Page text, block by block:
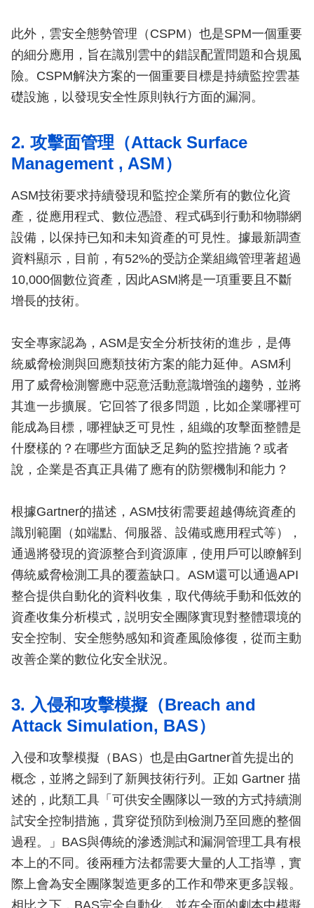
此外，雲安全態勢管理（CSPM）也是SPM一個重要
的細分應用，旨在識別雲中的錯誤配置問題和合規風
險。CSPM解決方案的一個重要目標是持續監控雲基
礎設施，以發現安全性原則執行方面的漏洞。
2. 攻擊面管理（Attack Surface
Management , ASM）
ASM技術要求持續發現和監控企業所有的數位化資
產，從應用程式、數位憑證、程式碼到行動和物聯網
設備，以保持已知和未知資產的可見性。據最新調查
資料顯示，目前，有52%的受訪企業組織管理著超過
10,000個數位資產，因此ASM將是一項重要且不斷
增長的技術。
安全專家認為，ASM是安全分析技術的進步，是傳
統威脅檢測與回應類技術方案的能力延伸。ASM利
用了威脅檢測響應中惡意活動意識增強的趨勢，並將
其進一步擴展。它回答了很多問題，比如企業哪裡可
能成為目標，哪裡缺乏可見性，組織的攻擊面整體是
什麼樣的？在哪些方面缺乏足夠的監控措施？或者
說，企業是否真正具備了應有的防禦機制和能力？
根據Gartner的描述，ASM技術需要超越傳統資產的
識別範圍（如端點、伺服器、設備或應用程式等），
通過將發現的資源整合到資源庫，使用戶可以瞭解到
傳統威脅檢測工具的覆蓋缺口。ASM還可以通過API
整合提供自動化的資料收集，取代傳統手動和低效的
資產收集分析模式，説明安全團隊實現對整體環境的
安全控制、安全態勢感知和資產風險修復，從而主動
改善企業的數位化安全狀況。
3. 入侵和攻擊模擬（Breach and
Attack Simulation, BAS）
入侵和攻擊模擬（BAS）也是由Gartner首先提出的
概念，並將之歸到了新興技術行列。正如 Gartner 描
述的，此類工具「可供安全團隊以一致的方式持續測
試安全控制措施，貫穿從預防到檢測乃至回應的整個
過程。」BAS與傳統的滲透測試和漏洞管理工具有根
本上的不同。後兩種方法都需要大量的人工指導，實
際上會為安全團隊製造更多的工作和帶來更多誤報。